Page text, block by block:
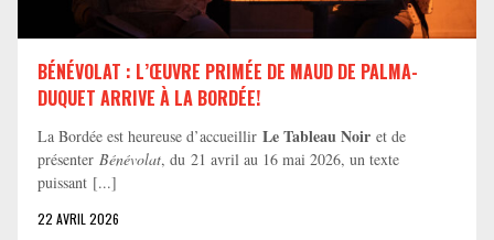
BÉNÉVOLAT : L’ŒUVRE PRIMÉE DE MAUD DE PALMA-
DUQUET ARRIVE À LA BORDÉE!
La Bordée est heureuse d’accueillir Le Tableau Noir et de
présenter Bénévolat, du 21 avril au 16 mai 2026, un texte
puissant [...]
22 AVRIL 2026